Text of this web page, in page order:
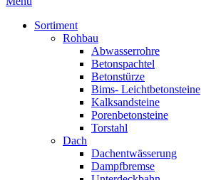
Sortiment
Rohbau
Abwasserrohre
Betonspachtel
Betonstürze
Bims- Leichtbetonsteine
Kalksandsteine
Porenbetonsteine
Torstahl
Dach
Dachentwässerung
Dampfbremse